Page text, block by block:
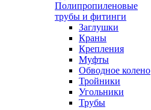
Полипропиленовые
трубы и фитинги
Заглушки
Краны
Крепления
Муфты
Обводное колено
Тройники
Угольники
Трубы